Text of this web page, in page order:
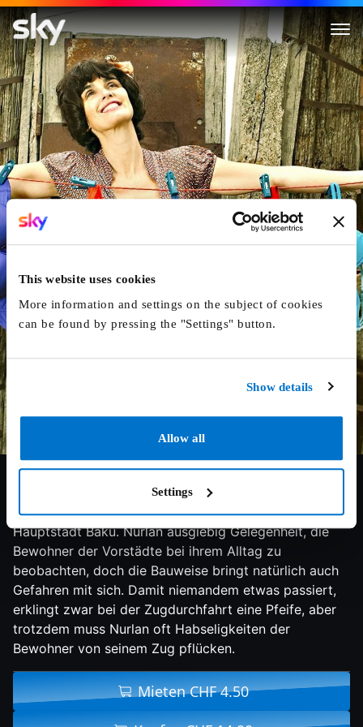
This website uses cookies
More information and settings on the subject of cookies
can be found by pressing the "Settings" button.
Show details
Allow all
Settings
Vom Lokführer, der die Liebe
Jeden Tag fährt Zugführer Nurlan mit seinem Zug
durch die Vorstädte der aserbaidschanischen
Hauptstadt Baku. Nurlan ausgiebig Gelegenheit, die
Bewohner der Vorstädte bei ihrem Alltag zu
beobachten, doch die Bauweise bringt natürlich auch
Gefahren mit sich. Damit niemandem etwas passiert,
erklingt zwar bei der Zugdurchfahrt eine Pfeife, aber
trotzdem muss Nurlan oft Habseligkeiten der
Bewohner von seinem Zug pflücken.
Mieten CHF 4.50